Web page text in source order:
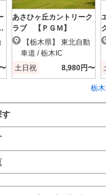
あさひヶ丘カントリーク
ラブ 【ＰＧＭ】
車道 / 栃木IC
土日祝
8,980円〜
栃
す